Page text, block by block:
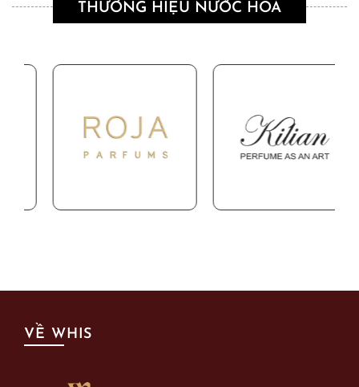
THƯƠNG HIỆU NƯỚC HOA
VỀ WHIS